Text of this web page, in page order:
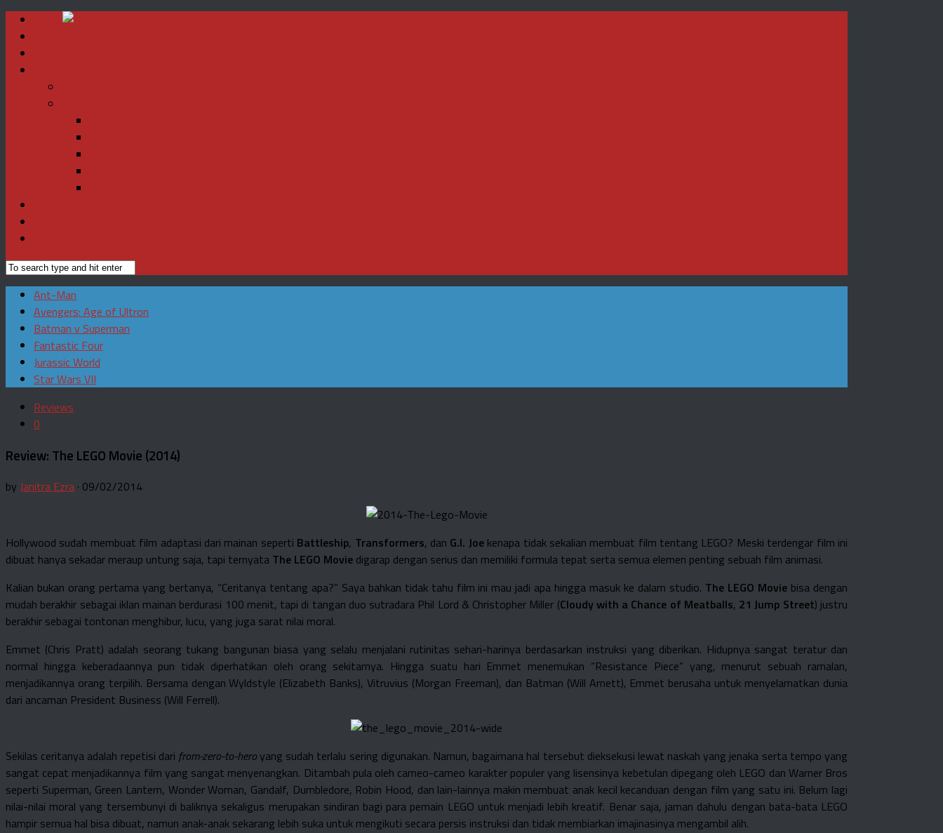
Ant-Man
Avengers: Age of Ultron
Batman v Superman
Fantastic Four
Jurassic World
Star Wars VII
Reviews
0
Review: The LEGO Movie (2014)
by Janitra Ezra · 09/02/2014
Hollywood sudah membuat film adaptasi dari mainan seperti Battleship, Transformers, dan G.I. Joekenapa tidak sekalian membuat film tentang LEGO? Meski terdengar film ini
dibuat hanya sekadar meraup untung saja, tapi ternyata The LEGO Movie digarap dengan serius dan memiliki formula tepat serta semua elemen penting sebuah film animasi.
Kalian bukan orang pertama yang bertanya, “Ceritanya tentang apa?” Saya bahkan tidak tahu film ini mau jadi apa hingga masuk ke dalam studio. The LEGO Movie bisa dengan
mudah berakhir sebagai iklan mainan berdurasi 100 menit, tapi di tangan duo sutradara Phil Lord & Christopher Miller (Cloudy with a Chance of Meatballs, 21 Jump Street) justru
berakhir sebagai tontonan menghibur, lucu, yang juga sarat nilai moral.
Emmet (Chris Pratt) adalah seorang tukang bangunan biasa yang selalu menjalani rutinitas sehari-harinya berdasarkan instruksi yang diberikan. Hidupnya sangat teratur dan
normal hingga keberadaannya pun tidak diperhatikan oleh orang sekitarnya. Hingga suatu hari Emmet menemukan “Resistance Piece” yang, menurut sebuah ramalan,
menjadikannya orang terpilih. Bersama dengan Wyldstyle (Elizabeth Banks), Vitruvius (Morgan Freeman), dan Batman (Will Arnett), Emmet berusaha untuk menyelamatkan dunia
dari ancaman President Business (Will Ferrell).
Sekilas ceritanya adalah repetisi dari from-zero-to-heroyang sudah terlalu sering digunakan. Namun, bagaimana hal tersebut dieksekusi lewat naskah yang jenaka serta tempo yang
sangat cepat menjadikannya film yang sangat menyenangkan. Ditambah pula oleh cameo-cameo karakter populer yang lisensinya kebetulan dipegang oleh LEGO dan Warner Bros
seperti Superman, Green Lantern, Wonder Woman, Gandalf, Dumbledore, Robin Hood, dan lain-lainnya makin membuat anak kecil kecanduan dengan film yang satu ini. Belum lagi
nilai-nilai moral yang tersembunyi di baliknya sekaligus merupakan sindiran bagi para pemain LEGO untuk menjadi lebih kreatif. Benar saja, jaman dahulu dengan bata-bata LEGO
hampir semua hal bisa dibuat, namun anak-anak sekarang lebih suka untuk mengikuti secara persis instruksi dan tidak membiarkan imajinasinya mengambil alih.